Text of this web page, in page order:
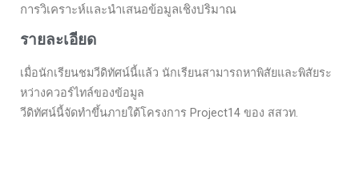
การวิเคราะห์และนำเสนอข้อมูลเชิงปริมาณ
รายละเอียด
เมื่อนักเรียนชมวีดิทัศน์นี้แล้ว นักเรียนสามารถหาพิสัยและพิสัยระ
หว่างควอร์ไทล์ของข้อมูล
วีดิทัศน์นี้จัดทำขึ้นภายใต้โครงการ Project14 ของ สสวท.